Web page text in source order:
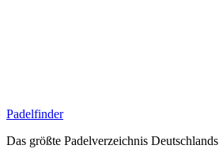
Padelfinder
Das größte Padelverzeichnis Deutschlands